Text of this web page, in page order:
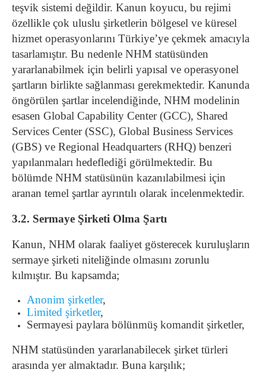
teşvik sistemi değildir. Kanun koyucu, bu rejimi
özellikle çok uluslu şirketlerin bölgesel ve küresel
hizmet operasyonlarını Türkiye’ye çekmek amacıyla
tasarlamıştır. Bu nedenle NHM statüsünden
yararlanabilmek için belirli yapısal ve operasyonel
şartların birlikte sağlanması gerekmektedir. Kanunda
öngörülen şartlar incelendiğinde, NHM modelinin
esasen Global Capability Center (GCC), Shared
Services Center (SSC), Global Business Services
(GBS) ve Regional Headquarters (RHQ) benzeri
yapılanmaları hedeflediği görülmektedir. Bu
bölümde NHM statüsünün kazanılabilmesi için
aranan temel şartlar ayrıntılı olarak incelenmektedir.
3.2. Sermaye Şirketi Olma Şartı
Kanun, NHM olarak faaliyet gösterecek kuruluşların
sermaye şirketi niteliğinde olmasını zorunlu
kılmıştır. Bu kapsamda;
Anonim şirketler,
Limited şirketler,
Sermayesi paylara bölünmüş komandit şirketler,
NHM statüsünden yararlanabilecek şirket türleri
arasında yer almaktadır. Buna karşılık;